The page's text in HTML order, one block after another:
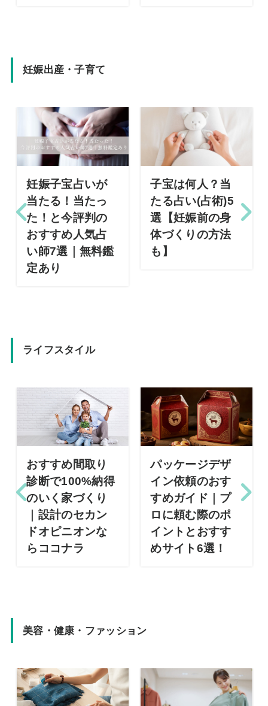
妊娠出産・子育て
妊娠子宝占いが
当たる！当たっ
た！と今評判の
おすすめ人気占
い師7選｜無料鑑
定あり
子宝は何人？当
たる占い(占術)5
選【妊娠前の身
体づくりの方法
も】
ライフスタイル
おすすめ間取り
診断で100%納得
のいく家づくり
｜設計のセカン
ドオピニオンな
らココナラ
パッケージデザ
イン依頼のおす
すめガイド｜プ
ロに頼む際のポ
イントとおすす
めサイト6選！
美容・健康・ファッション